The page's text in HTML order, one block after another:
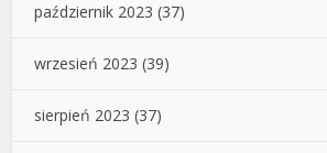
październik 2023 (37)
wrzesień 2023 (39)
sierpień 2023 (37)